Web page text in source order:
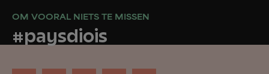
OM VOORAL NIETS TE MISSEN
#paysdiois